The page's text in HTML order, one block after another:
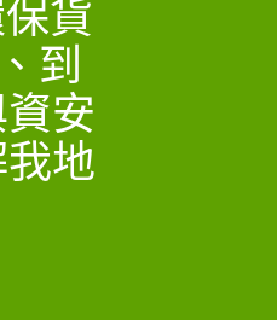
貨
到
安
地